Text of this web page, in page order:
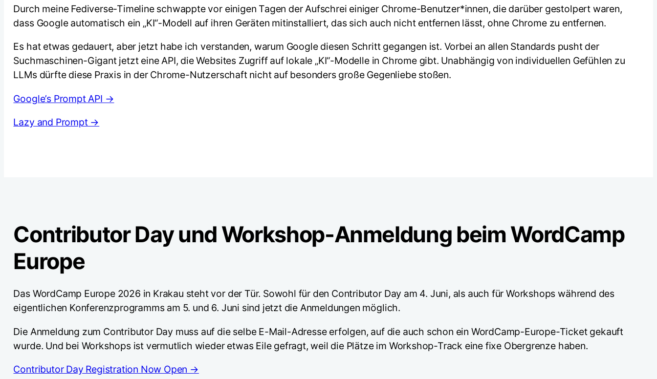
Durch meine Fediverse-Timeline schwappte vor einigen Tagen der Aufschrei einiger Chrome-Benutzer*innen, die darüber gestolpert waren,
dass Google automatisch ein „KI“-Modell auf ihren Geräten mitinstalliert, das sich auch nicht entfernen lässt, ohne Chrome zu entfernen.
Es hat etwas gedauert, aber jetzt habe ich verstanden, warum Google diesen Schritt gegangen ist. Vorbei an allen Standards pusht der
Suchmaschinen-Gigant jetzt eine API, die Websites Zugriff auf lokale „KI“-Modelle in Chrome gibt. Unabhängig von individuellen Gefühlen zu
LLMs dürfte diese Praxis in der Chrome-Nutzerschaft nicht auf besonders große Gegenliebe stoßen.
Google’s Prompt API →
Lazy and Prompt →
Contributor Day und Workshop-Anmeldung beim WordCamp
Europe
Das WordCamp Europe 2026 in Krakau steht vor der Tür. Sowohl für den Contributor Day am 4. Juni, als auch für Workshops während des
eigentlichen Konferenzprogramms am 5. und 6. Juni sind jetzt die Anmeldungen möglich.
Die Anmeldung zum Contributor Day muss auf die selbe E-Mail-Adresse erfolgen, auf die auch schon ein WordCamp-Europe-Ticket gekauft
wurde. Und bei Workshops ist vermutlich wieder etwas Eile gefragt, weil die Plätze im Workshop-Track eine fixe Obergrenze haben.
Contributor Day Registration Now Open →